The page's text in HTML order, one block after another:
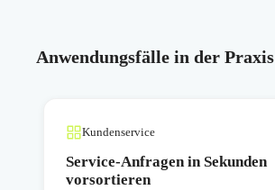
Anwendungsfälle in der Praxis
Kundenservice
Service-Anfragen in Sekunden
vorsortieren